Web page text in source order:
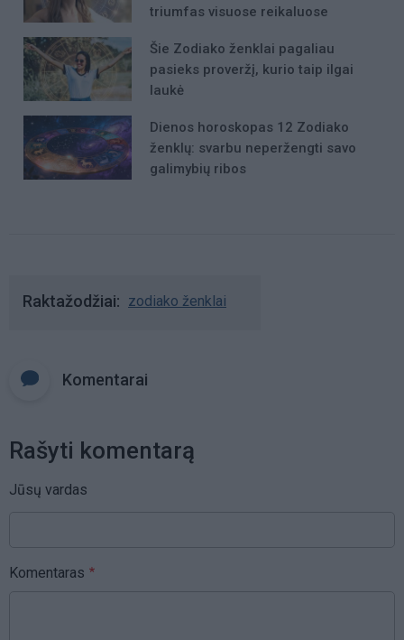
triumfas visuose reikaluose
Šie Zodiako ženklai pagaliau
pasieks proveržį, kurio taip ilgai
laukė
Dienos horoskopas 12 Zodiako
ženklų: svarbu neperžengti savo
galimybių ribos
Raktažodžiai zodiako ženklai
Komentarai
Rašyti komentarą
Jūsų vardas
Komentaras